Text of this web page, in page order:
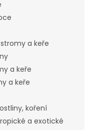
a keře
a keře
a keře
koření
a exotické